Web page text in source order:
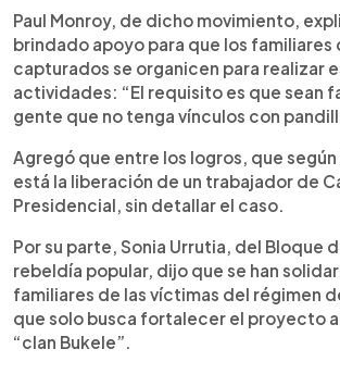
Paul Monroy, de dicho movimiento,
brindado apoyo para que los familiares
capturados se organicen para realizar
actividades: “El requisito es que sean
gente que no tenga vínculos con
Agregó que entre los logros, que
está la liberación de un trabajador de
Presidencial, sin detallar el caso.
Por su parte, Sonia Urrutia, del Bloque
rebeldía popular, dijo que se han
familiares de las víctimas del régimen
que solo busca fortalecer el proyecto
“clan Bukele”.